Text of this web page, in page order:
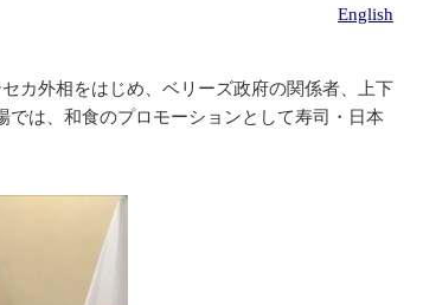
English
カ外相をはじめ、ベリーズ政府の関係者、上下
は、和食のプロモーションとして寿司・日本